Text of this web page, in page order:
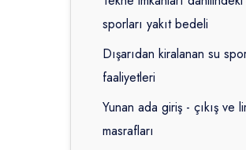
sporları yakıt bedeli
Dışarıdan kiralanan su
faaliyetleri
Yunan ada giriş - çıkış ve
masrafları